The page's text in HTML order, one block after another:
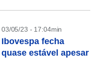
03/05/23 - 17:04min
Ibovespa fecha
quase estável apesar